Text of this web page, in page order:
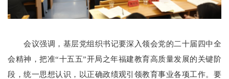
会议强调，基层党组织书记要深入领会党的二十届四中全
会精神，把准“十五五”开局之年福建教育高质量发展的关键阶
段，统一思想认识，以正确政绩观引领教育事业各项工作。要